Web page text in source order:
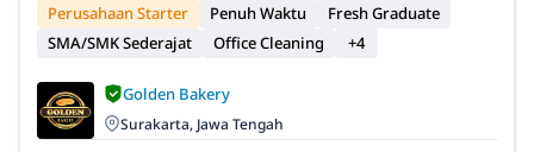
Perusahaan Starter
Penuh Waktu
Fresh Graduate
SMA/SMK Sederajat
Office Cleaning +4
Golden Bakery
Surakarta, Jawa Tengah